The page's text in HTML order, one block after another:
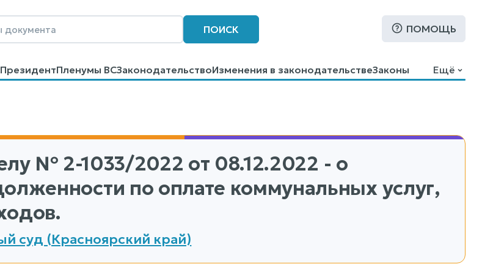
ПОИСК ПОМОЩЬ
ПрезидентПленумы ВСЗаконодательствоИзменения в законодательствеЗаконы
ПомощьПоиск
Ещё
№ 2-1033/2022 от 08.12.2022 - о
по оплате коммунальных услуг,
суд (Красноярский край)